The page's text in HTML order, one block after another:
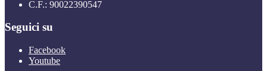
C.F.: 90022390547
Seguici su
Facebook
Youtube